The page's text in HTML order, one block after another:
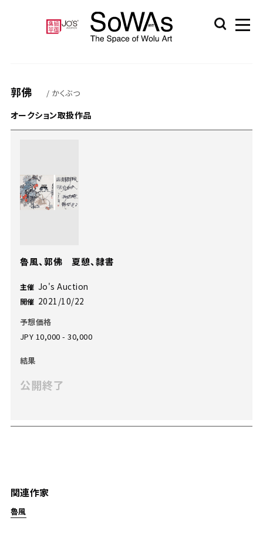
郭佛 / かくぶつ
関連作家
魯風
オークション取扱作品
魯風、郭佛 夏憩、隸書
主催 Jo's Auction
開催 2021/10/22
予想価格
JPY 10,000 - 30,000
結果
公開終了